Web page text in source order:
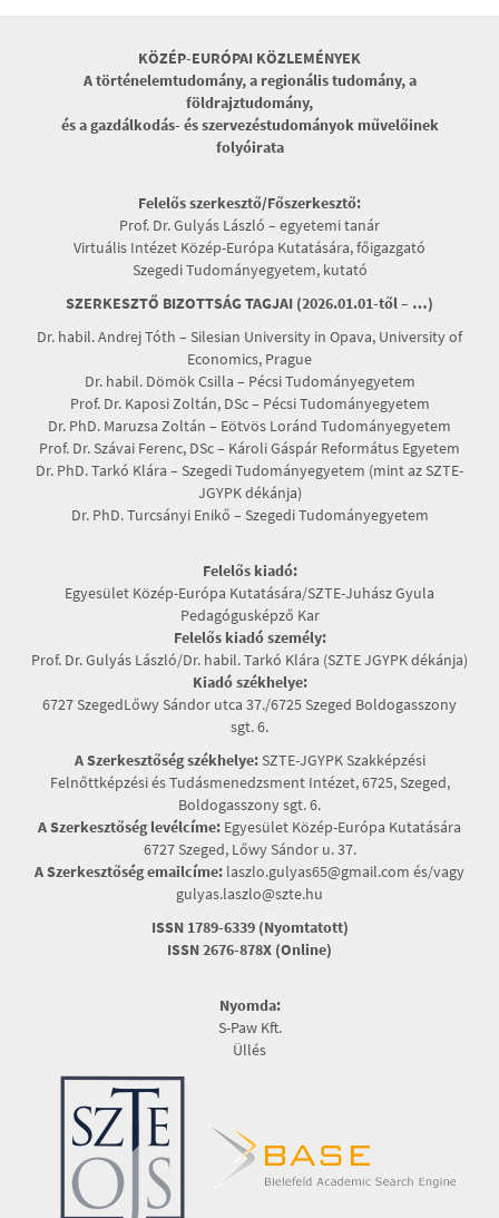
KÖZÉP-EURÓPAI KÖZLEMÉNYEK
A történelemtudomány, a regionális tudomány, a
földrajztudomány,
és a gazdálkodás- és szervezéstudományok művelőinek
folyóirata
Felelős szerkesztő/Főszerkesztő:
Prof. Dr. Gulyás László – egyetemi tanár
Virtuális Intézet Közép-Európa Kutatására, főigazgató
Szegedi Tudományegyetem, kutató
SZERKESZTŐ BIZOTTSÁG TAGJAI (2026.01.01-től – …)
Dr. habil. Andrej Tóth – Silesian University in Opava, University of
Economics, Prague
Dr. habil. Dömök Csilla – Pécsi Tudományegyetem
Prof. Dr. Kaposi Zoltán, DSc – Pécsi Tudományegyetem
Dr. PhD. Maruzsa Zoltán – Eötvös Loránd Tudományegyetem
Prof. Dr. Szávai Ferenc, DSc – Károli Gáspár Református Egyetem
Dr. PhD. Tarkó Klára – Szegedi Tudományegyetem (mint az SZTE-
JGYPK dékánja)
Dr. PhD. Turcsányi Enikő – Szegedi Tudományegyetem
Felelős kiadó:
Egyesület Közép-Európa Kutatására/SZTE-Juhász Gyula
Pedagógusképző Kar
Felelős kiadó személy:
Prof. Dr. Gulyás László/Dr. habil. Tarkó Klára (SZTE JGYPK dékánja)
Kiadó székhelye:
6727 SzegedLőwy Sándor utca 37./6725 Szeged Boldogasszony
sgt. 6.
A Szerkesztőség székhelye:SZTE-JGYPK Szakképzési
Felnőttképzési és Tudásmenedzsment Intézet, 6725, Szeged,
Boldogasszony sgt. 6.
A Szerkesztőség levélcíme: Egyesület Közép-Európa Kutatására
6727 Szeged, Lőwy Sándor u. 37.
A Szerkesztőség emailcíme: laszlo.gulyas65@gmail.com és/vagy
gulyas.laszlo@szte.hu
ISSN 1789-6339 (Nyomtatott)
ISSN 2676-878X (Online)
Nyomda:
S-Paw Kft.
Üllés